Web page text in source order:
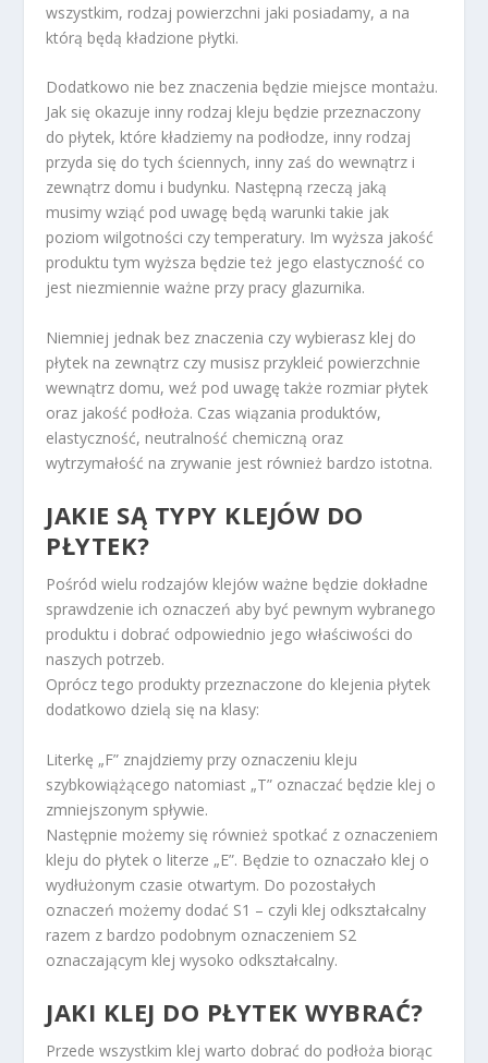
wszystkim, rodzaj powierzchni jaki posiadamy, a na
którą będą kładzione płytki.
Dodatkowo nie bez znaczenia będzie miejsce montażu.
Jak się okazuje inny rodzaj kleju będzie przeznaczony
do płytek, które kładziemy na podłodze, inny rodzaj
przyda się do tych ściennych, inny zaś do wewnątrz i
zewnątrz domu i budynku. Następną rzeczą jaką
musimy wziąć pod uwagę będą warunki takie jak
poziom wilgotności czy temperatury. Im wyższa jakość
produktu tym wyższa będzie też jego elastyczność co
jest niezmiennie ważne przy pracy glazurnika.
Niemniej jednak bez znaczenia czy wybierasz klej do
płytek na zewnątrz czy musisz przykleić powierzchnie
wewnątrz domu, weź pod uwagę także rozmiar płytek
oraz jakość podłoża. Czas wiązania produktów,
elastyczność, neutralność chemiczną oraz
wytrzymałość na zrywanie jest również bardzo istotna.
JAKIE SĄ TYPY KLEJÓW DO
PŁYTEK?
Pośród wielu rodzajów klejów ważne będzie dokładne
sprawdzenie ich oznaczeń aby być pewnym wybranego
produktu i dobrać odpowiednio jego właściwości do
naszych potrzeb.
Oprócz tego produkty przeznaczone do klejenia płytek
dodatkowo dzielą się na klasy:
Literkę „F” znajdziemy przy oznaczeniu kleju
szybkowiążącego natomiast „T” oznaczać będzie klej o
zmniejszonym spływie.
Następnie możemy się również spotkać z oznaczeniem
kleju do płytek o literze „E”. Będzie to oznaczało klej o
wydłużonym czasie otwartym. Do pozostałych
oznaczeń możemy dodać S1 – czyli klej odkształcalny
razem z bardzo podobnym oznaczeniem S2
oznaczającym klej wysoko odkształcalny.
JAKI KLEJ DO PŁYTEK WYBRAĆ?
Przede wszystkim klej warto dobrać do podłoża biorąc